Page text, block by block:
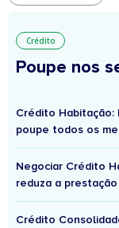
Crédito
Poupe nos
Crédito
poupe todos os
Negociar Crédito
reduza a
Crédito